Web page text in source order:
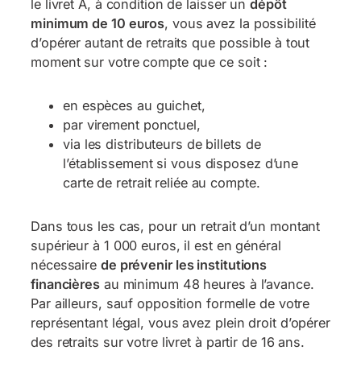
le livret A, à condition de laisser undépôt
minimum de 10 euros, vous avez la possibilité
d’opérer autant de retraits que possible à tout
moment sur votre compte que ce soit :
en espèces au guichet,
par virement ponctuel,
via les distributeurs de billets de
l’établissement si vous disposez d’une
carte de retrait reliée au compte.
Dans tous les cas, pour un retrait d’un montant
supérieur à 1 000 euros, il est en général
nécessaire de prévenir les institutions
financièresau minimum 48 heures à l’avance.
Par ailleurs, sauf opposition formelle de votre
représentant légal, vous avez plein droit d’opérer
des retraits sur votre livret à partir de 16 ans.